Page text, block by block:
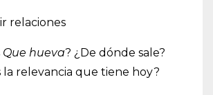
relaciones
Que hueva? ¿De dónde sale?
la relevancia que tiene hoy?